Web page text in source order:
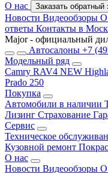
О нас
Заказать обратный
Новости Видеообзоры О
ответы Контакты в
Major - официальный
Автосалоны +7
Модельный ряд
Camry RAV4 NEW
Prado 250
Покупка
Автомобили в наличии
Лизинг Страхование
Сервис
Техническое
Кузовной ремонт
О нас
Новости Видеообзоры О